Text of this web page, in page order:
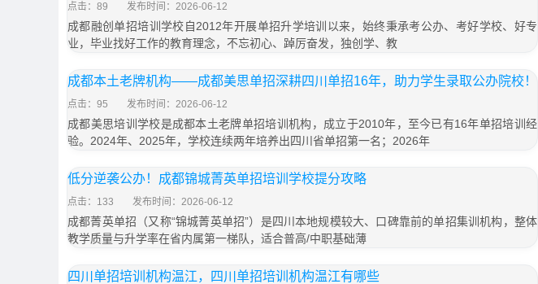
点击：89 发布时间：2026-06-12
成都融创单招培训学校自2012年开展单招升学培训以来，始终秉承考公办、考好学校、好专
业，毕业找好工作的教育理念，不忘初心、踔厉奋发，独创学、教
成都本土老牌机构——成都美思单招深耕四川单招16年，助力学生录取公办院校！
点击：95 发布时间：2026-06-12
成都美思培训学校是成都本土老牌单招培训机构，成立于2010年，至今已有16年单招培训经
验。2024年、2025年，学校连续两年培养出四川省单招第一名；2026年
低分逆袭公办！成都锦城菁英单招培训学校提分攻略
点击：133 发布时间：2026-06-12
成都菁英单招（又称“锦城菁英单招”）是四川本地规模较大、口碑靠前的单招集训机构，整体
教学质量与升学率在省内属第一梯队，适合普高/中职基础薄
四川单招培训机构温江，四川单招培训机构温江有哪些